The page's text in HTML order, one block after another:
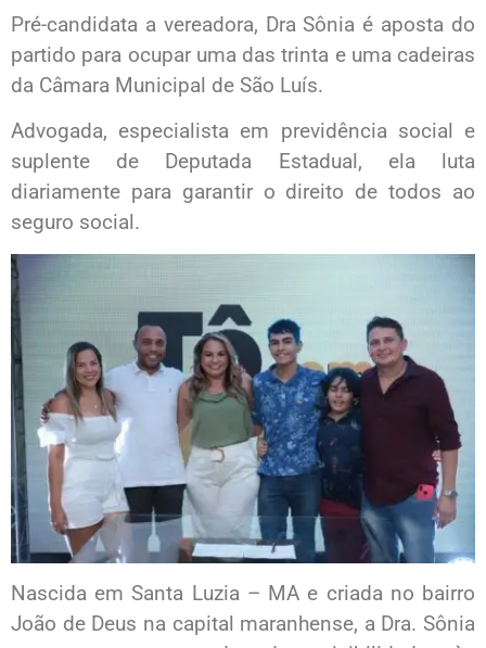
Pré-candidata a vereadora, Dra Sônia é aposta do
partido para ocupar uma das trinta e uma cadeiras
da Câmara Municipal de São Luís.
Advogada, especialista em previdência social e
suplente de Deputada Estadual, ela luta
diariamente para garantir o direito de todos ao
seguro social.
Nascida em Santa Luzia – MA e criada no bairro
João de Deus na capital maranhense, a Dra. Sônia